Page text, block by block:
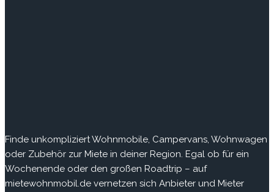
Finde unkompliziert Wohnmobile, Campervans, Wohnwagen
oder Zubehör zur Miete in deiner Region. Egal ob für ein
Wochenende oder den großen Roadtrip – auf
mietewohnmobil.de vernetzen sich Anbieter und Mieter